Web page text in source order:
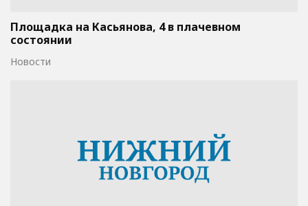
Площадка на Касьянова, 4 в плачевном
состоянии
Новости